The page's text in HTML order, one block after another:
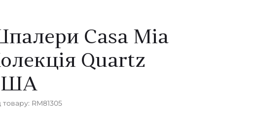
Casa Mia
Quartz
товару: RM81305